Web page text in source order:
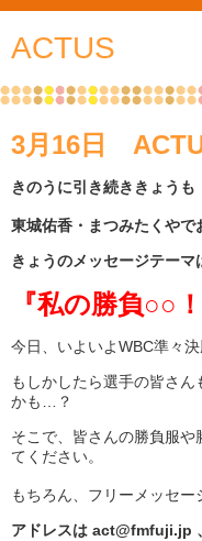
ACTUS
3月16日
きのうに引き続ききょうも
東城佑香・まつみたくやで
きょうのメッセージテーマ
『私の勝負○○！
今日、いよいよWBC準々
もしかしたら選手の皆さ
かも…？
そこで、皆さんの勝負服や
てください。
もちろん、フリーメッセ
アドレスは act@fmfuji.jp 、